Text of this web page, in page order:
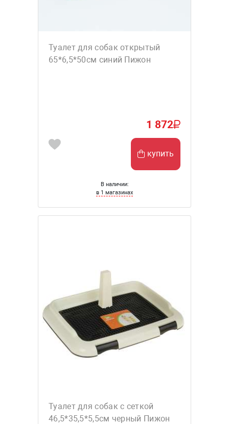
Туалет для собак открытый
65*6,5*50см синий Пижон
1 872
купить
В наличии:
в 1 магазинах
Туалет для собак с сеткой
46,5*35,5*5,5см черный Пижон